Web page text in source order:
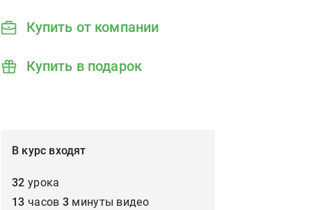
Купить от компании
Купить в подарок
В курс входят
32 урока
13 часов 3 минуты видео